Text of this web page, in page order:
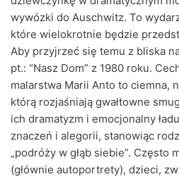
wywózki do Auschwitz. To
które wielokrotnie będzie
Aby przyjrzeć się temu z bliska
pt.: “Nasz Dom” z 1980 roku.
malarstwa Marii Anto to ciemna,
którą rozjaśniają gwałtowne
ich dramatyzm i emocjonalny
znaczeń i alegorii, stanowiąc
„podróży w głąb siebie”. Często
(głównie autoportrety), dzieci,